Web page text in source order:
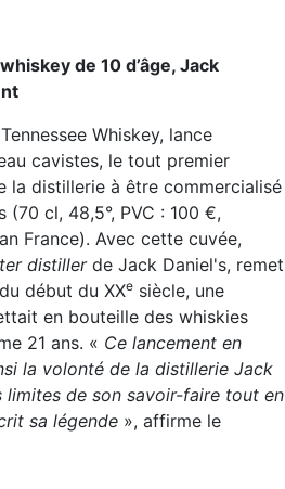
de 10 d’âge, Jack
Whiskey, lance
cavistes, le tout premier
la distillerie à être commercialisé
cl, 48,5°, PVC : 100 €,
France). Avec cette cuvée,
distillerde Jack Daniel's, remet
début du XXe siècle, une
en bouteille des whiskies
21 ans. « Ce lancement en
la volonté de la distillerie Jack
limites de son savoir-faire tout en
sa légende », affirme le